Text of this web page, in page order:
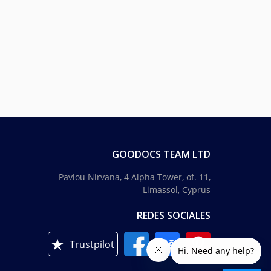
GOODOCS TEAM LTD
Pavlou Nirvana, 4 Alpha Tower, of. 11,
Limassol, Cyprus
REDES SOCIALES
Trustpilot